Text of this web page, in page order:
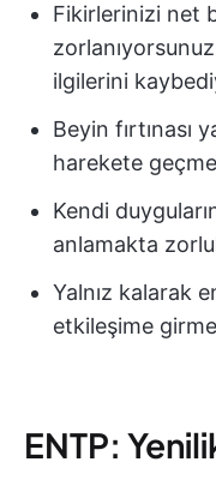
Fikirlerinizi net
ilgilerini
Beyin fırtınası
harekete
Kendi
anlamakta
Yalnız kalarak
etkileşime
ENTP: